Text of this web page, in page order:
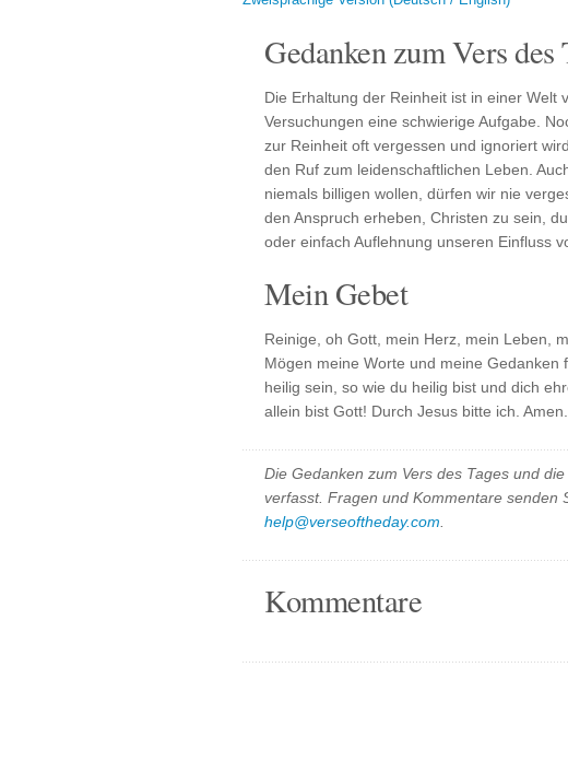
Gedanken zum Vers des
Die Erhaltung der Reinheit ist in einer Welt
Versuchungen eine schwierige Aufgabe.
zur Reinheit oft vergessen und ignoriert
den Ruf zum leidenschaftlichen Leben.
niemals billigen wollen, dürfen wir nie
den Anspruch erheben, Christen zu sein,
oder einfach Auflehnung unseren Einfluss
Mein Gebet
Reinige, oh Gott, mein Herz, mein Leben,
Mögen meine Worte und meine Gedanken
heilig sein, so wie du heilig bist und dich
allein bist Gott! Durch Jesus bitte ich. Amen.
Die Gedanken zum Vers des Tages und
verfasst. Fragen und Kommentare senden
help@verseoftheday.com
Kommentare